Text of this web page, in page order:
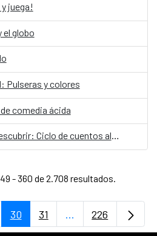
juega!
el globo
Pulseras y colores
comedia ácida
Muchos cuentos por descubrir: Ciclo de cuentos al ritmo de la tierra
- 360 de 2.708 resultados.
Use TAB para
Página
30 Página
31 ...PáginasPágina
226